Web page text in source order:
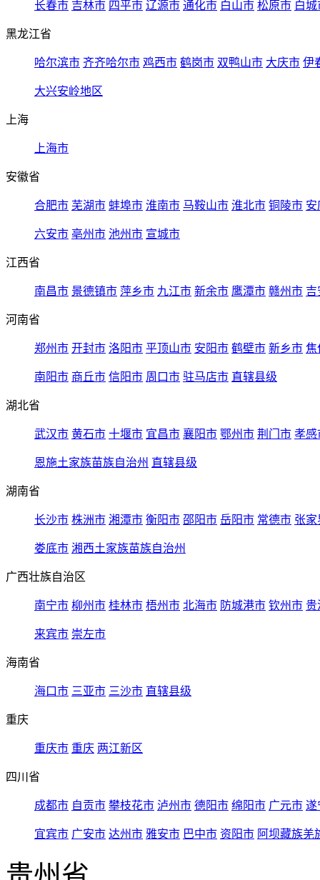
长春市 吉林市 四平市 辽源市 通化市 白山市 松原市 白城
黑龙江省
哈尔滨市 齐齐哈尔市 鸡西市 鹤岗市 双鸭山市 大庆市 伊
大兴安岭地区
上海
上海市
安徽省
合肥市 芜湖市 蚌埠市 淮南市 马鞍山市 淮北市 铜陵市 安
六安市 亳州市 池州市 宣城市
江西省
南昌市 景德镇市 萍乡市 九江市 新余市 鹰潭市 赣州市 吉
河南省
郑州市 开封市 洛阳市 平顶山市 安阳市 鹤壁市 新乡市 焦
南阳市 商丘市 信阳市 周口市 驻马店市 直辖县级
湖北省
武汉市 黄石市 十堰市 宜昌市 襄阳市 鄂州市 荆门市 孝感
恩施土家族苗族自治州 直辖县级
湖南省
长沙市 株洲市 湘潭市 衡阳市 邵阳市 岳阳市 常德市 张家
娄底市 湘西土家族苗族自治州
广西壮族自治区
南宁市 柳州市 桂林市 梧州市 北海市 防城港市 钦州市 贵
来宾市 崇左市
海南省
海口市 三亚市 三沙市 直辖县级
重庆
重庆市 重庆 两江新区
四川省
成都市 自贡市 攀枝花市 泸州市 德阳市 绵阳市 广元市 遂
宜宾市 广安市 达州市 雅安市 巴中市 资阳市 阿坝藏族羌